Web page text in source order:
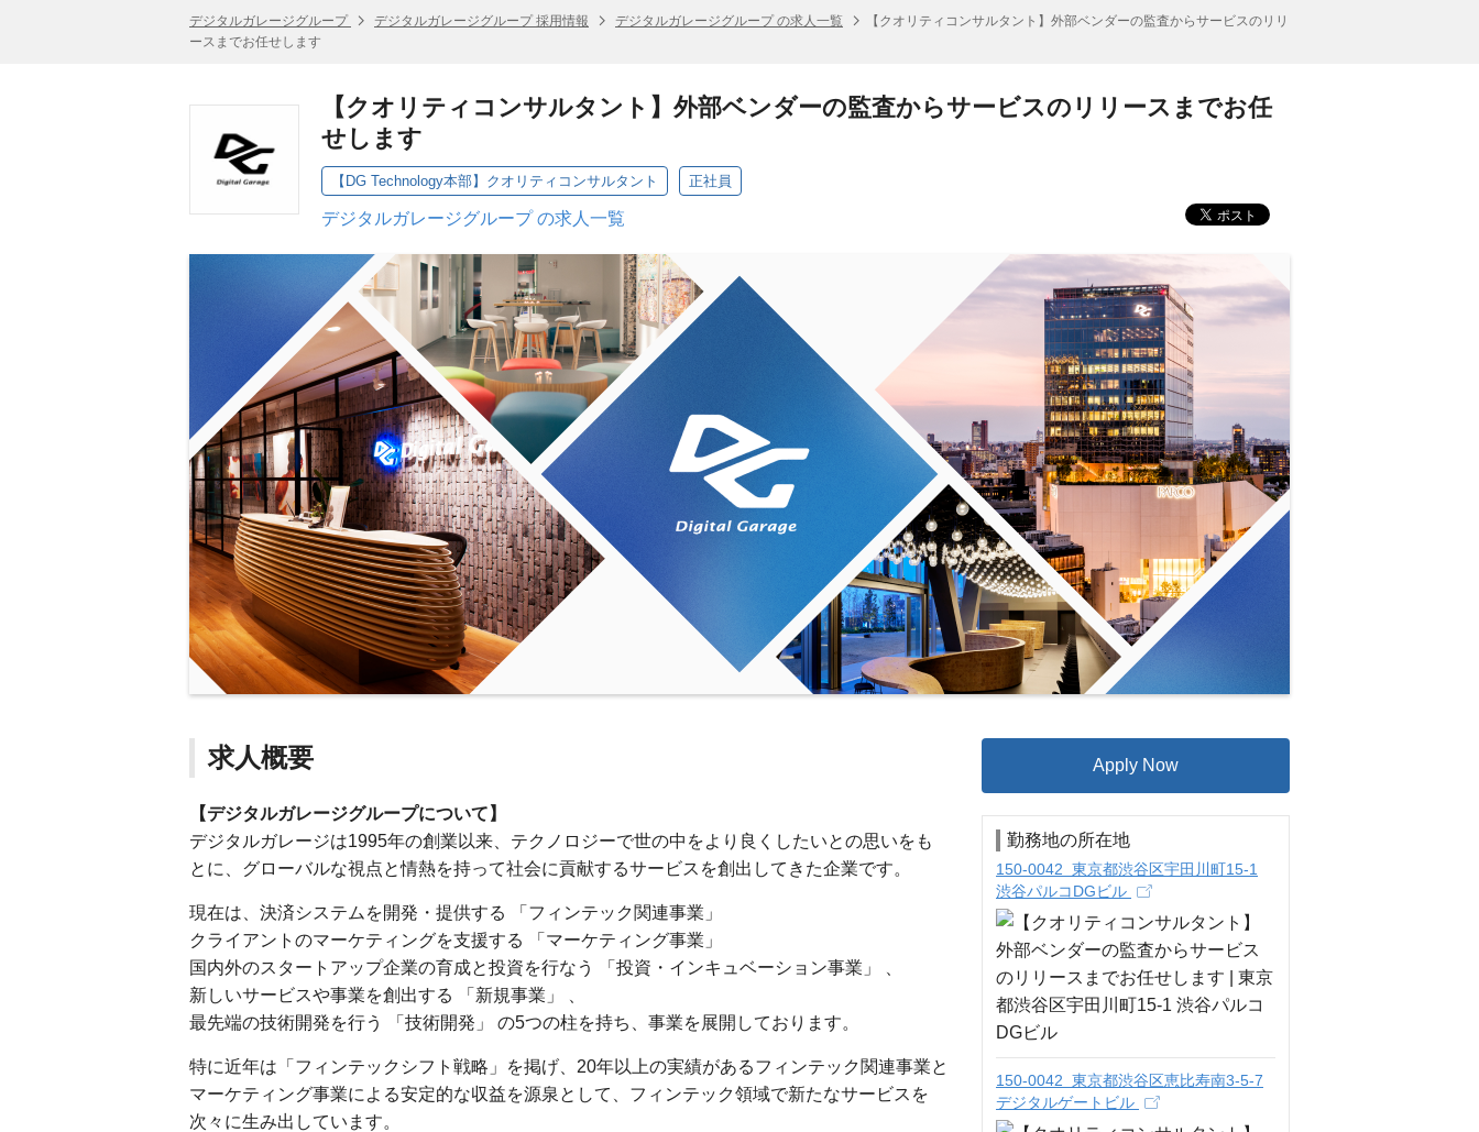
デジタルガレージグループ デジタルガレージグループ 採用情報 デジタルガレージグループ の求人一覧
【クオリティコンサルタント】外部ベンダーの監査からサービスのリリ
ースまでお任せします
【クオリティコンサルタント】外部ベンダーの監査からサービスのリリースまでお任
せします
【DG Technology本部】クオリティコンサルタント 正社員
デジタルガレージグループ の求人一覧
求人概要
【デジタルガレージグループについて】
デジタルガレージは1995年の創業以来、テクノロジーで世の中をより良くしたいとの思いをも
とに、グローバルな視点と情熱を持って社会に貢献するサービスを創出してきた企業です。
現在は、決済システムを開発・提供する 「フィンテック関連事業」
クライアントのマーケティングを支援する 「マーケティング事業」
国内外のスタートアップ企業の育成と投資を行なう 「投資・インキュベーション事業」 、
新しいサービスや事業を創出する 「新規事業」 、
最先端の技術開発を行う 「技術開発」 の5つの柱を持ち、事業を展開しております。
特に近年は「フィンテックシフト戦略」を掲げ、20年以上の実績があるフィンテック関連事業と
マーケティング事業による安定的な収益を源泉として、フィンテック領域で新たなサービスを
次々に生み出しています。
Apply Now
勤務地の所在地
150-0042 東京都渋谷区宇田川町15-1
渋谷パルコDGビル
150-0042 東京都渋谷区恵比寿南3-5-7
デジタルゲートビル